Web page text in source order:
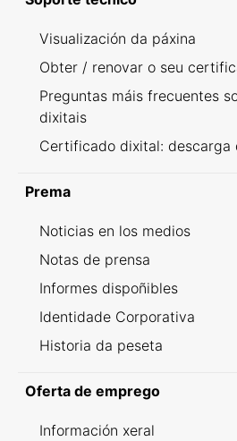
Visualización da páxina
Obter / renovar o seu
Preguntas máis frecuentes
dixitais
Certificado dixital: descarga
Prema
Noticias en los medios
Notas de prensa
Informes dispoñibles
Identidade Corporativa
Historia da peseta
Oferta de emprego
Información xeral